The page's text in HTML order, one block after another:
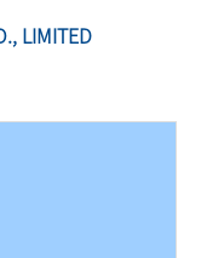
LIMITED